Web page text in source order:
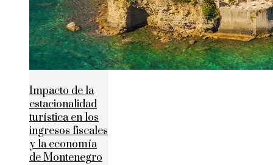
Impacto de la
estacionalidad
turística en los
ingresos fiscales
y la economía
de Montenegro